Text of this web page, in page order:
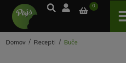
0
Domov / Recepti / Buče